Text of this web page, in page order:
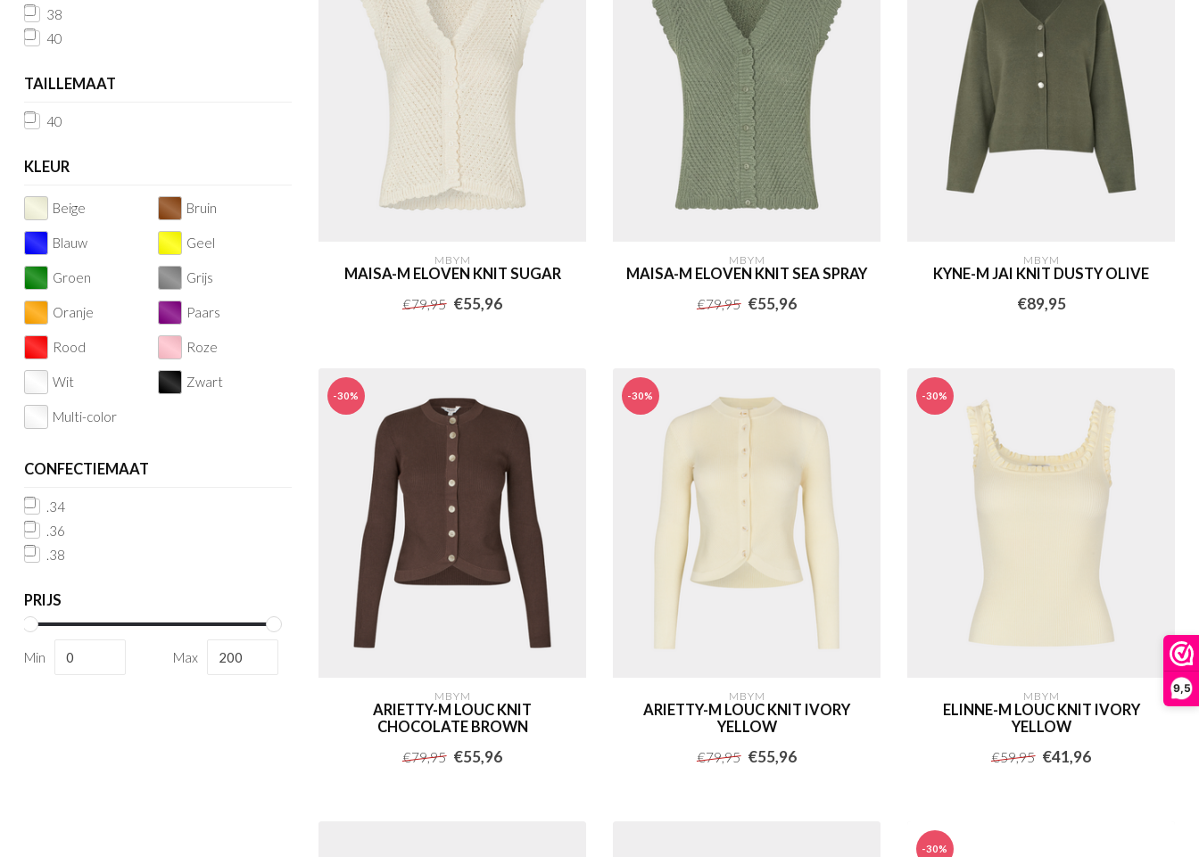
9,5
38
40
TAILLEMAAT
40
KLEUR
Beige Bruin
Blauw Geel
Groen Grijs
Oranje Paars
Rood Roze
Wit Zwart
Multi-color
CONFECTIEMAAT
.34
.36
.38
PRIJS
Min Max
MBYM
MAISA-M ELOVEN KNIT SUGAR
€79,95 €55,96
MBYM
MAISA-M ELOVEN KNIT SEA SPRAY
€79,95 €55,96
MBYM
KYNE-M JAI KNIT DUSTY OLIVE
€89,95
-30%
MBYM
ARIETTY-M LOUC KNIT
CHOCOLATE BROWN
€79,95 €55,96
-30%
MBYM
ARIETTY-M LOUC KNIT IVORY
YELLOW
€79,95 €55,96
-30%
MBYM
ELINNE-M LOUC KNIT IVORY
YELLOW
€59,95 €41,96
-30%